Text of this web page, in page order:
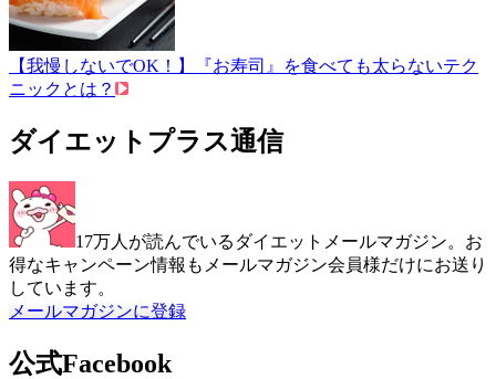
【我慢しないでOK！】『お寿司』を食べても太らないテク
ニックとは？
ダイエットプラス通信
17万人が読んでいるダイエットメールマガジン。お
得なキャンペーン情報もメールマガジン会員様だけにお送り
しています。
メールマガジンに登録
公式Facebook